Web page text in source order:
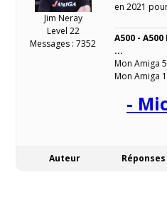
Jim Neray
Level 22
Messages : 7352
en 2021
A500 - A500
...
Mon Amiga
Mon Amiga
-
Auteur Réponses